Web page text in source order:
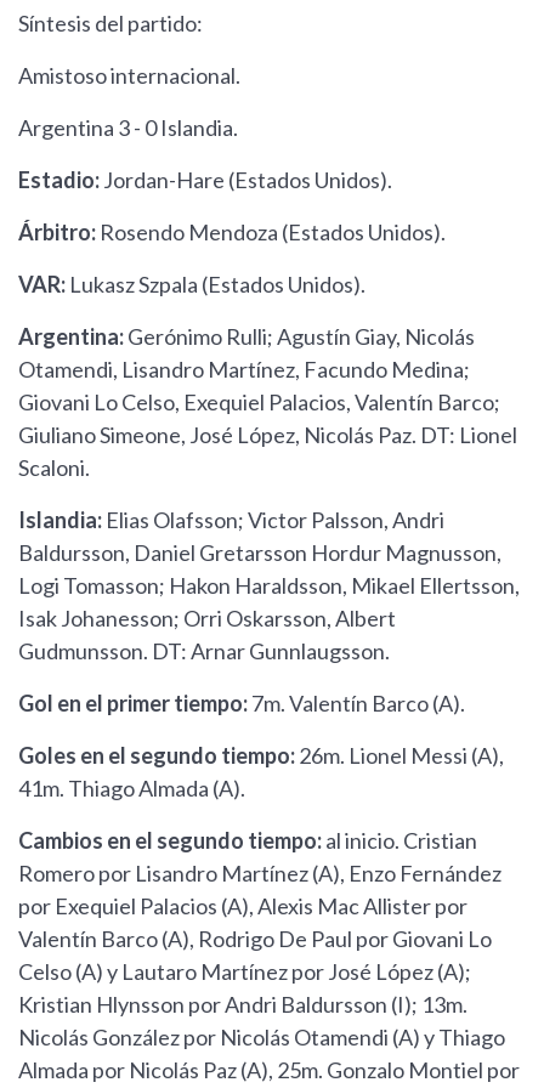
Síntesis del partido:
Amistoso internacional.
Argentina 3 - 0 Islandia.
Estadio:Jordan-Hare (Estados Unidos).
Árbitro: Rosendo Mendoza (Estados Unidos).
VAR: Lukasz Szpala (Estados Unidos).
Argentina:Gerónimo Rulli; Agustín Giay, Nicolás
Otamendi, Lisandro Martínez, Facundo Medina;
Giovani Lo Celso, Exequiel Palacios, Valentín Barco;
Giuliano Simeone, José López, Nicolás Paz. DT: Lionel
Scaloni.
Islandia: Elias Olafsson; Victor Palsson, Andri
Baldursson, Daniel Gretarsson Hordur Magnusson,
Logi Tomasson; Hakon Haraldsson, Mikael Ellertsson,
Isak Johanesson; Orri Oskarsson, Albert
Gudmunsson. DT: Arnar Gunnlaugsson.
Gol en el primer tiempo:7m. Valentín Barco (A).
Goles en el segundo tiempo:26m. Lionel Messi (A),
41m. Thiago Almada (A).
Cambios en el segundo tiempo:al inicio. Cristian
Romero por Lisandro Martínez (A), Enzo Fernández
por Exequiel Palacios (A), Alexis Mac Allister por
Valentín Barco (A), Rodrigo De Paul por Giovani Lo
Celso (A) y Lautaro Martínez por José López (A);
Kristian Hlynsson por Andri Baldursson (I); 13m.
Nicolás González por Nicolás Otamendi (A) y Thiago
Almada por Nicolás Paz (A), 25m. Gonzalo Montiel por